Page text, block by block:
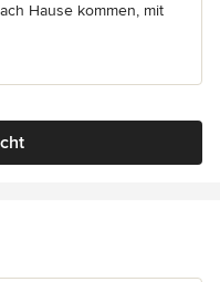
Hause kommen, mit